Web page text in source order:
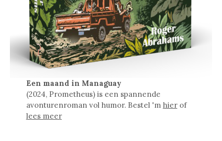
Een maand in Managuay
(2024, Prometheus) is een spannende
avonturenroman vol humor. Bestel 'm hierof
lees meer